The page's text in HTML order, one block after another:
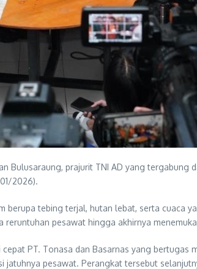
prajurit TNI AD yang tergabung
2026).
berupa tebing terjal, hutan lebat, serta cuaca
pesawat hingga akhirnya
PT. Tonasa dan Basarnas yang bertugas
pesawat. Perangkat tersebut